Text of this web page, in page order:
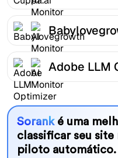
Adobe LLM
Sorank é uma
classificar seu site
piloto automático.